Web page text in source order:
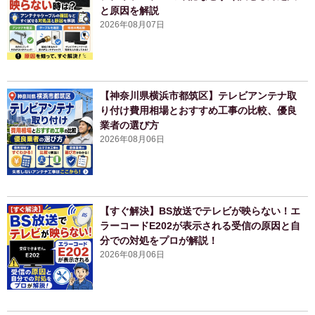
と原因を解説
2026年08月07日
【神奈川県横浜市都筑区】テレビアンテナ取
り付け費用相場とおすすめ工事の比較、優良
業者の選び方
2026年08月06日
【すぐ解決】BS放送でテレビが映らない！エ
ラーコードE202が表示される受信の原因と自
分での対処をプロが解説！
2026年08月06日